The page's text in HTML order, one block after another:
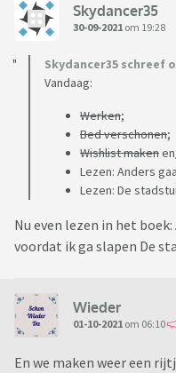
Skydancer35
30-09-2021 om 19:28
Skydancer35 schreef
Vandaag:
Werken;
Bed verschonen;
Wishlist maken
Lezen: Anders
Lezen: De
Nu even lezen in het
voordat ik ga slapen De
Wieder
01-10-2021 om 06:10
En we maken weer een